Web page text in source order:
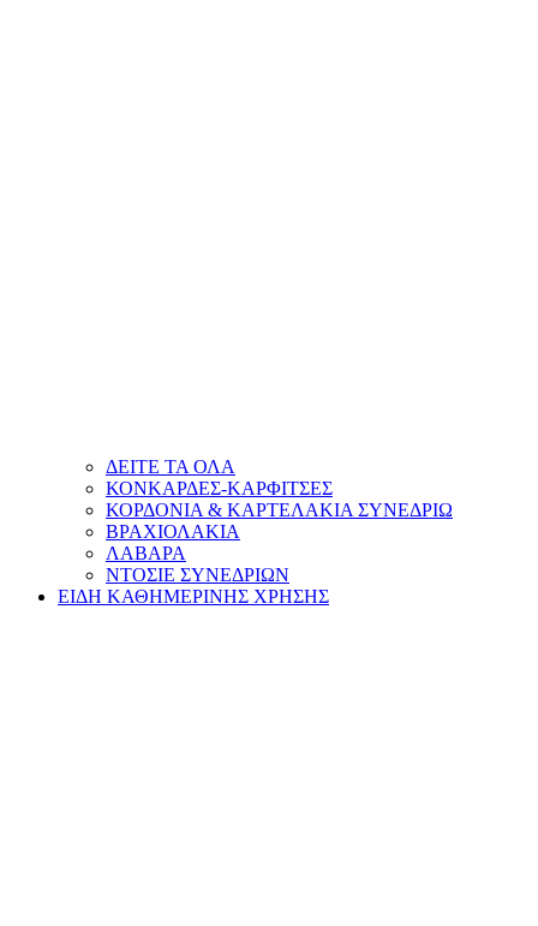
ΔΕΙΤΕ ΤΑ ΟΛΑ
ΚΟΝΚΑΡΔΕΣ-ΚΑΡΦΙΤΣΕΣ
ΚΟΡΔΟΝΙΑ & ΚΑΡΤΕΛΑΚΙΑ ΣΥΝΕΔΡΙΩ
ΒΡΑΧΙΟΛΑΚΙΑ
ΛΑΒΑΡΑ
ΝΤΟΣΙΕ ΣΥΝΕΔΡΙΩΝ
ΕΙΔΗ ΚΑΘΗΜΕΡΙΝΗΣ ΧΡΗΣΗΣ